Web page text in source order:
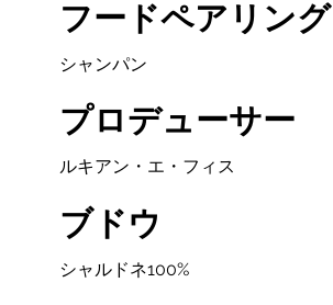
フードペアリング
シャンパン
プロデューサー
ルキアン・エ・フィス
ブドウ
シャルドネ100%